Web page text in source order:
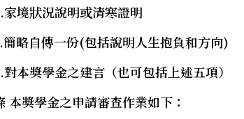
狀況說明或清寒證明
自傳一份(包括說明人生抱負和方向)
獎學金之建言（也可包括上述五項）
本獎學金之申請審查作業如下：